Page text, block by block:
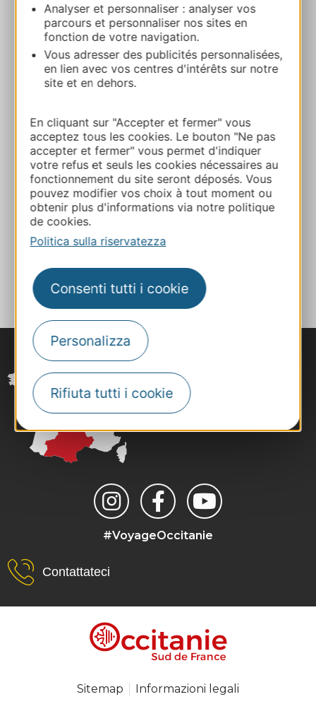
Analyser et personnaliser : analyser vos
parcours et personnaliser nos sites en
fonction de votre navigation.
Vous adresser des publicités personnalisées,
en lien avec vos centres d'intérêts sur notre
site et en dehors.
En cliquant sur "Accepter et fermer" vous
acceptez tous les cookies. Le bouton "Ne pas
accepter et fermer" vous permet d'indiquer
votre refus et seuls les cookies nécessaires au
fonctionnement du site seront déposés. Vous
pouvez modifier vos choix à tout moment ou
obtenir plus d'informations via notre politique
de cookies.
Politica sulla riservatezza
Consenti tutti i cookie
Personalizza
Rifiuta tutti i cookie
AUMONT-AUBRAC
Calcola il tuo percorso
+33 4 66 48 48 48
E-mail
Sito web
Facebook
#VoyageOccitanie
Contattateci
Sitemap Informazioni legali